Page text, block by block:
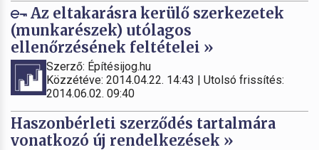
Az eltakarásra kerülő szerkezetek
(munkarészek) utólagos
ellenőrzésének feltételei »
Szerző: Építésijog.hu
Közzétéve: 2014.04.22. 14:43 | Utolsó frissítés:
2014.06.02. 09:40
Haszonbérleti szerződés tartalmára
vonatkozó új rendelkezések »